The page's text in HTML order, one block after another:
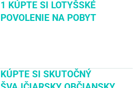
1 KÚPTE SI LOTYŠSKÉ
POVOLENIE NA POBYT
KÚPTE SI SKUTOČNÝ